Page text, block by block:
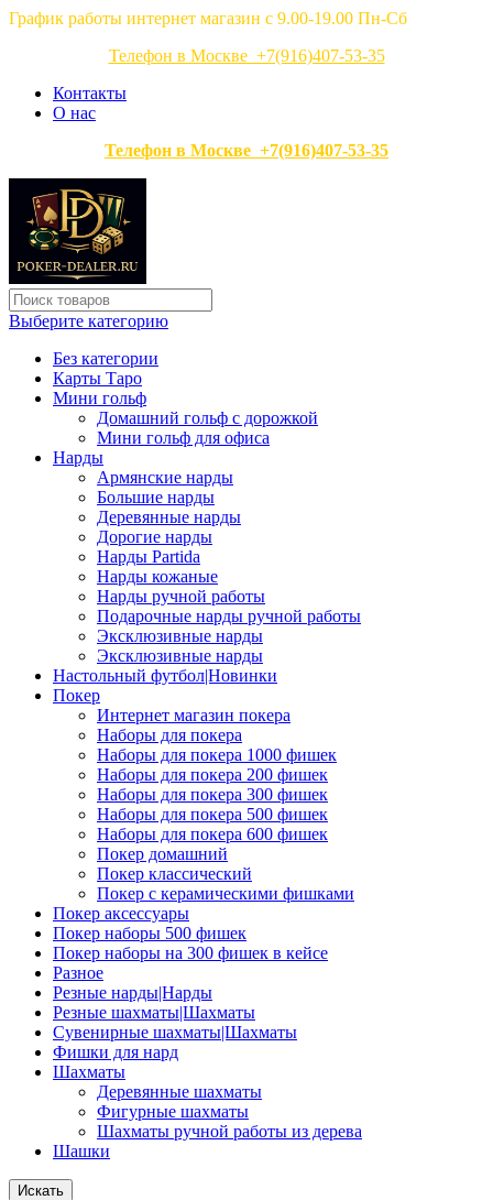
График работы интернет магазин с 9.00-19.00 Пн-Сб
Телефон в Москве +7(916)407-53-35
Контакты
О нас
Телефон в Москве +7(916)407-53-35
Выберите категорию
Без категории
Карты Таро
Мини гольф
Домашний гольф с дорожкой
Мини гольф для офиса
Нарды
Армянские нарды
Большие нарды
Деревянные нарды
Дорогие нарды
Нарды Partida
Нарды кожаные
Нарды ручной работы
Подарочные нарды ручной работы
Эксклюзивные нарды
Эксклюзивные нарды
Настольный футбол|Новинки
Покер
Интернет магазин покера
Наборы для покера
Наборы для покера 1000 фишек
Наборы для покера 200 фишек
Наборы для покера 300 фишек
Наборы для покера 500 фишек
Наборы для покера 600 фишек
Покер домашний
Покер классический
Покер с керамическими фишками
Покер аксессуары
Покер наборы 500 фишек
Покер наборы на 300 фишек в кейсе
Разное
Резные нарды|Нарды
Резные шахматы|Шахматы
Сувенирные шахматы|Шахматы
Фишки для нард
Шахматы
Деревянные шахматы
Фигурные шахматы
Шахматы ручной работы из дерева
Шашки
Искать